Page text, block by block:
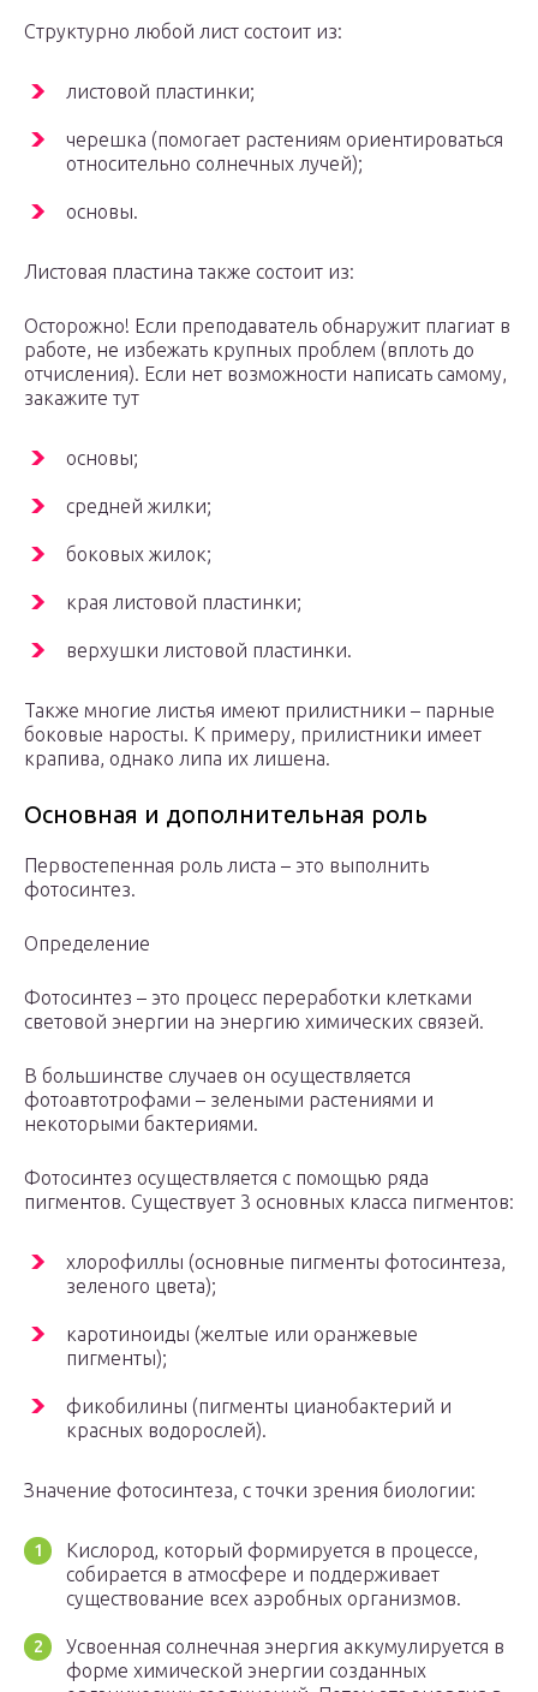
Структурно любой лист состоит из:
листовой пластинки;
черешка (помогает растениям ориентироваться
относительно солнечных лучей);
основы.
Листовая пластина также состоит из:
Осторожно! Если преподаватель обнаружит плагиат в
работе, не избежать крупных проблем (вплоть до
отчисления). Если нет возможности написать самому,
закажите тут
основы;
средней жилки;
боковых жилок;
края листовой пластинки;
верхушки листовой пластинки.
Также многие листья имеют прилистники – парные
боковые наросты. К примеру, прилистники имеет
крапива, однако липа их лишена.
Основная и дополнительная роль
Первостепенная роль листа – это выполнить
фотосинтез.
Определение
Фотосинтез – это процесс переработки клетками
световой энергии на энергию химических связей.
В большинстве случаев он осуществляется
фотоавтотрофами – зелеными растениями и
некоторыми бактериями.
Фотосинтез осуществляется с помощью ряда
пигментов. Существует 3 основных класса пигментов:
хлорофиллы (основные пигменты фотосинтеза,
зеленого цвета);
каротиноиды (желтые или оранжевые
пигменты);
фикобилины (пигменты цианобактерий и
красных водорослей).
Значение фотосинтеза, с точки зрения биологии:
Кислород, который формируется в процессе,
собирается в атмосфере и поддерживает
существование всех аэробных организмов.
Усвоенная солнечная энергия аккумулируется в
форме химической энергии созданных